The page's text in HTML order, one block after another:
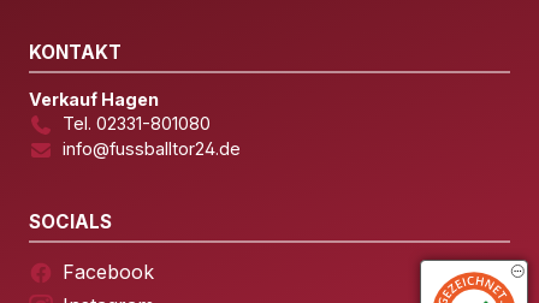
KONTAKT
Verkauf Hagen
Tel. 02331-801080
info@fussballtor24.de
SOCIALS
Facebook